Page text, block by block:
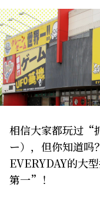
旅行
美食
文化
热点
关于我们
相信大家都玩过“
ー），但你知道吗
EVERYDAY的大
第一”！